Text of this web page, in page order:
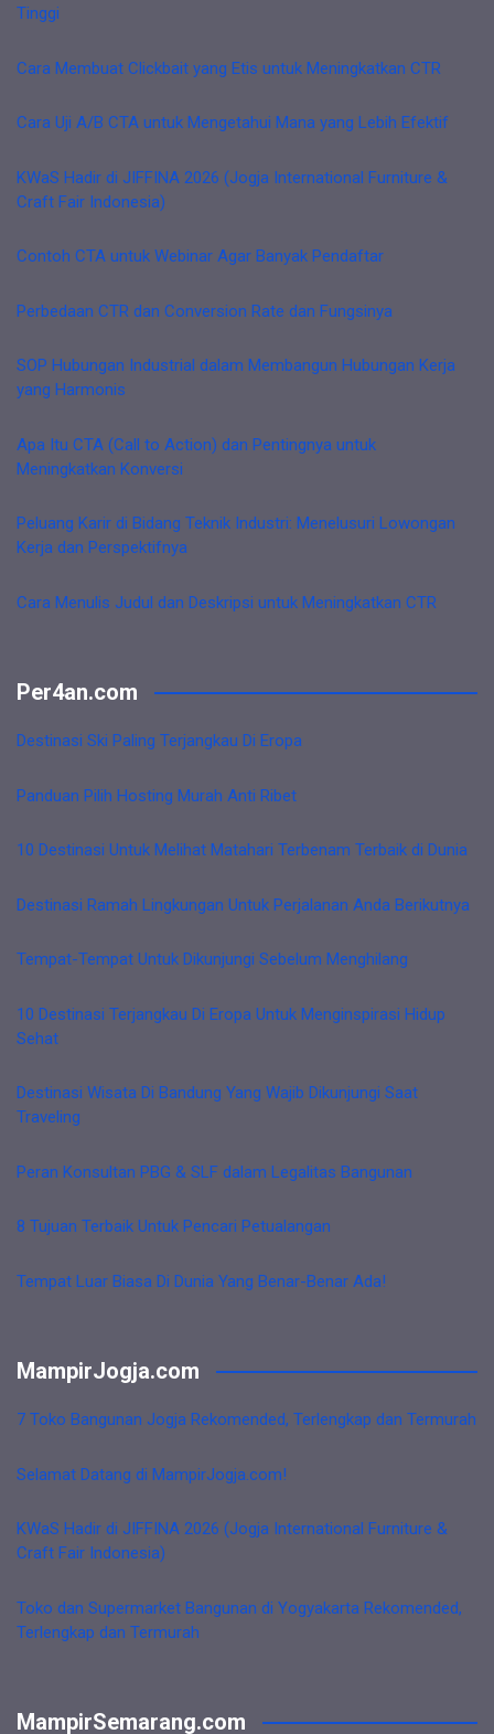
Tinggi
Cara Membuat Clickbait yang Etis untuk Meningkatkan CTR
Cara Uji A/B CTA untuk Mengetahui Mana yang Lebih Efektif
KWaS Hadir di JIFFINA 2026 (Jogja International Furniture &
Craft Fair Indonesia)
Contoh CTA untuk Webinar Agar Banyak Pendaftar
Perbedaan CTR dan Conversion Rate dan Fungsinya
SOP Hubungan Industrial dalam Membangun Hubungan Kerja
yang Harmonis
Apa Itu CTA (Call to Action) dan Pentingnya untuk
Meningkatkan Konversi
Peluang Karir di Bidang Teknik Industri: Menelusuri Lowongan
Kerja dan Perspektifnya
Cara Menulis Judul dan Deskripsi untuk Meningkatkan CTR
Per4an.com
Destinasi Ski Paling Terjangkau Di Eropa
Panduan Pilih Hosting Murah Anti Ribet
10 Destinasi Untuk Melihat Matahari Terbenam Terbaik di Dunia
Destinasi Ramah Lingkungan Untuk Perjalanan Anda Berikutnya
Tempat-Tempat Untuk Dikunjungi Sebelum Menghilang
10 Destinasi Terjangkau Di Eropa Untuk Menginspirasi Hidup
Sehat
Destinasi Wisata Di Bandung Yang Wajib Dikunjungi Saat
Traveling
Peran Konsultan PBG & SLF dalam Legalitas Bangunan
8 Tujuan Terbaik Untuk Pencari Petualangan
Tempat Luar Biasa Di Dunia Yang Benar-Benar Ada!
MampirJogja.com
7 Toko Bangunan Jogja Rekomended, Terlengkap dan Termurah
Selamat Datang di MampirJogja.com!
KWaS Hadir di JIFFINA 2026 (Jogja International Furniture &
Craft Fair Indonesia)
Toko dan Supermarket Bangunan di Yogyakarta Rekomended,
Terlengkap dan Termurah
MampirSemarang.com